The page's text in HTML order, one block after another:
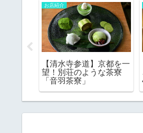
お店紹介
【嵐山】指定文化財の古
民家を改装したカフェで
いただく「抹茶のフレン